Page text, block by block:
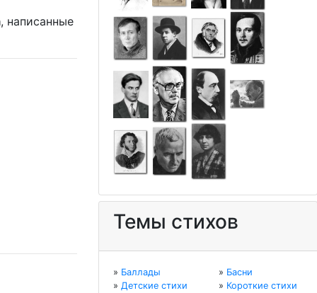
, написанные
Темы стихов
» Баллады » Басни
» Детские стихи » Короткие стихи